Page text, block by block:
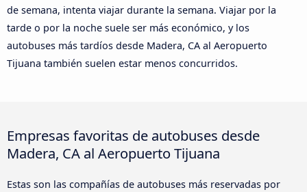
de semana, intenta viajar durante la semana. Viajar por la
tarde o por la noche suele ser más económico, y los
autobuses más tardíos desde Madera, CA al Aeropuerto
Tijuana también suelen estar menos concurridos.
Empresas favoritas de autobuses desde
Madera, CA al Aeropuerto Tijuana
Estas son las compañías de autobuses más reservadas por